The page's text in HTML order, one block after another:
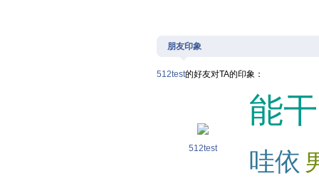
朋友印象
512test的好友对TA的印象：
512test
能干
哇依